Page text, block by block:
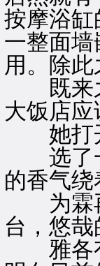
按摩浴
一整面
用。除
既来之
大饭店
她打开
选了一
的香气绕
为霖再
台，悠
雅各有